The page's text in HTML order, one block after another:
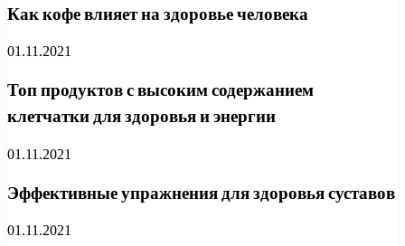
Как кофе влияет на здоровье человека
01.11.2021
Топ продуктов с высоким содержанием
клетчатки для здоровья и энергии
01.11.2021
Эффективные упражнения для здоровья суставов
01.11.2021